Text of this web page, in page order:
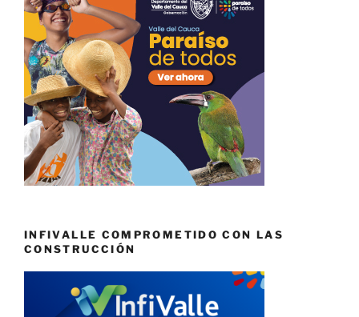
INFIVALLE COMPROMETIDO CON LAS
CONSTRUCCIÓN